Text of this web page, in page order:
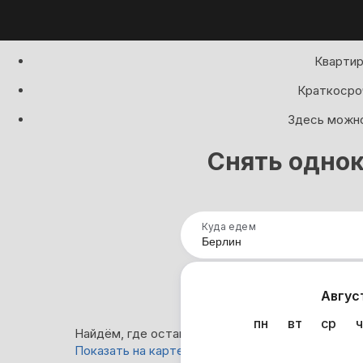
Здесь
Снять
Куда едем
пн
вт ср
Найдём, где остановиться в Берлине: 0
Показать на карте